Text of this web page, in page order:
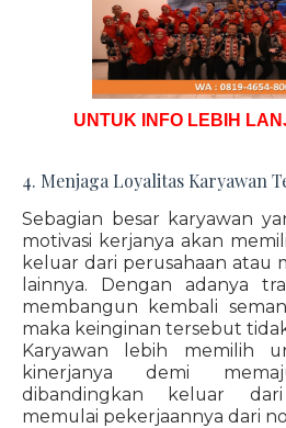
UNTUK INFO LEBIH
4. Menjaga Loyalitas Karyawan
Sebagian besar karyawan
motivasi kerjanya akan
keluar dari perusahaan atau
lainnya. Dengan adanya
membangun kembali
maka keinginan tersebut
Karyawan lebih memilih
kinerjanya demi
dibandingkan keluar
memulai pekerjaannya dari